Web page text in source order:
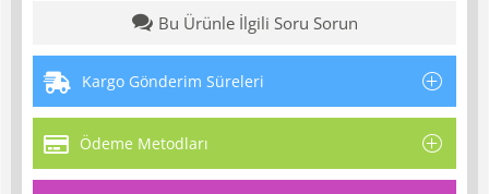
Bu Ürünle İlgili Soru Sorun
Kargo Gönderim Süreleri
Ödeme Metodları